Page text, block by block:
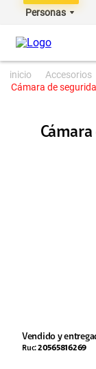
Personas
accesorios
Cámara de
Vendido y
Ruc:20565816269